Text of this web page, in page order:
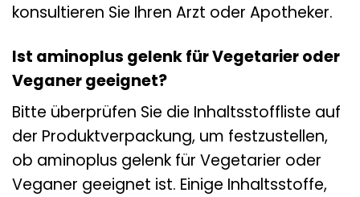
konsultieren Sie Ihren Arzt oder Apotheker.
Ist aminoplus gelenk für Vegetarier oder
Veganer geeignet?
Bitte überprüfen Sie die Inhaltsstoffliste auf
der Produktverpackung, um festzustellen,
ob aminoplus gelenk für Vegetarier oder
Veganer geeignet ist. Einige Inhaltsstoffe,